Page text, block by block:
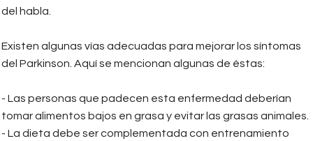
del habla.
Existen algunas vías adecuadas para mejorar los síntomas
del Parkinson. Aquí se mencionan algunas de éstas:
- Las personas que padecen esta enfermedad deberían
tomar alimentos bajos en grasa y evitar las grasas animales.
- La dieta debe ser complementada con entrenamiento